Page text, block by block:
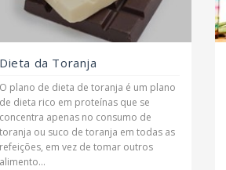
Dieta da Toranja
O plano de dieta de toranja é um plano
de dieta rico em proteínas que se
concentra apenas no consumo de
toranja ou suco de toranja em todas as
refeições, em vez de tomar outros
alimento...